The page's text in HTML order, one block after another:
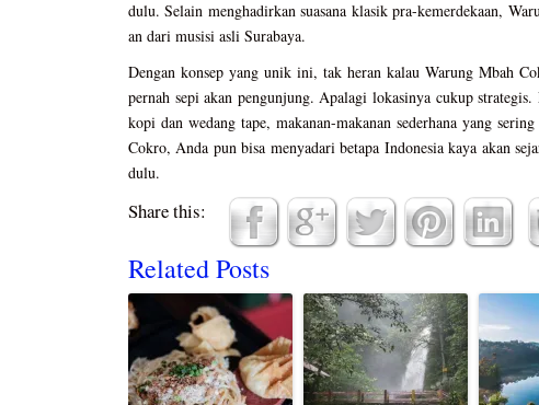
dulu. Selain menghadirkan suasana klasik pra-kemerdekaan,
an dari musisi asli Surabaya.
Dengan konsep yang unik ini, tak heran kalau Warung Mbah
pernah sepi akan pengunjung. Apalagi lokasinya cukup
kopi dan wedang tape, makanan-makanan sederhana yang
Cokro, Anda pun bisa menyadari betapa Indonesia kaya akan
dulu.
Share this:
Related Posts